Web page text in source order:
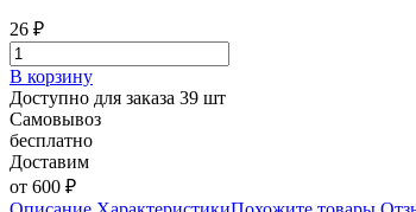
26 ₽
В корзину
Доступно для заказа 39 шт
Самовывоз
бесплатно
Доставим
от 600 ₽